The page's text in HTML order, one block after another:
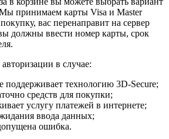
принимаем карты Visa и Master
вас перенаправит на сервер
должны ввести номер карты, срок
в случае:
поддерживает технологию 3D-Secure;
средств для покупки;
услугу платежей в интернете;
ввода данных;
ошибка.